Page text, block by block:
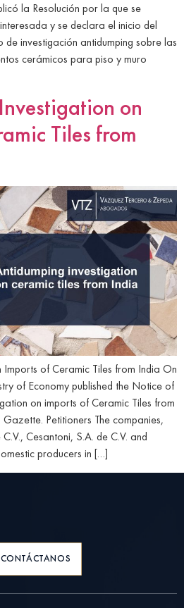
la Resolución por la que se
y se declara el inicio del
investigación antidumping sobre las
cerámicos para piso y muro
on
Tiles from
Imports of Ceramic Tiles from India On
of Economy published the Notice of
on imports of Ceramic Tiles from
Petitioners The companies,
Cesantoni, S.A. de C.V. and
producers in […]
CONTÁCTANOS